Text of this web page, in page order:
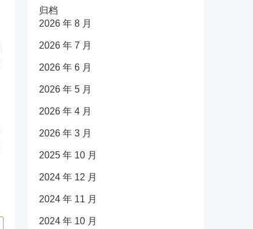
归档
2026 年 8 月
2026 年 7 月
2026 年 6 月
2026 年 5 月
2026 年 4 月
2026 年 3 月
2025 年 10 月
2024 年 12 月
2024 年 11 月
2024 年 10 月